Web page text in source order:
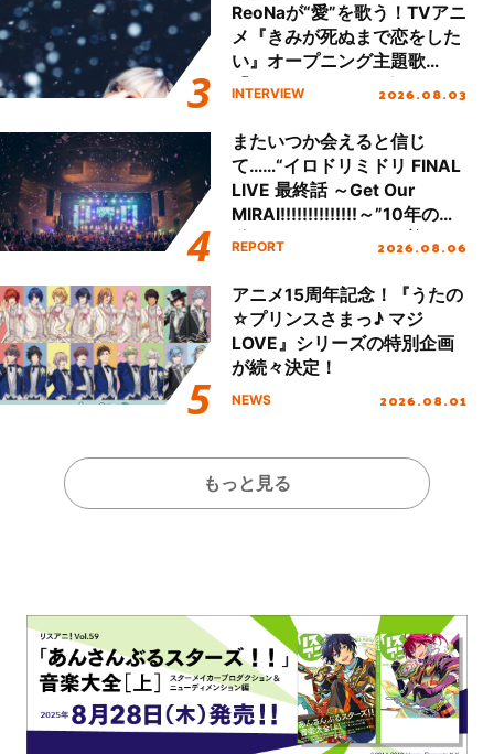
ReoNaが“愛”を歌う！TVアニ
メ『きみが死ぬまで恋をした
い』オープニング主題歌
「Amore」インタビュー
INTERVIEW 2026.08.03
またいつか会えると信じ
て……“イロドリミドリ FINAL
LIVE 最終話 ～Get Our
MIRAI!!!!!!!!!!!!!!～”10年の活
動を経てファイナルを迎える
REPORT 2026.08.06
アニメ15周年記念！『うたの
☆プリンスさまっ♪ マジ
LOVE』シリーズの特別企画
が続々決定！
NEWS 2026.08.01
もっと見る